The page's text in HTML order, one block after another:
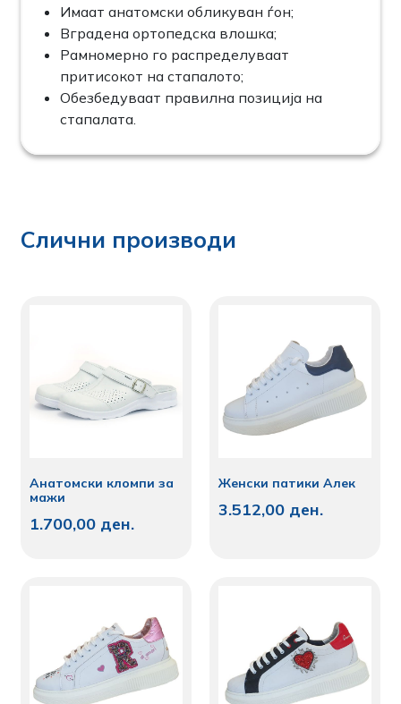
Имаат анатомски обликуван ѓон;
Вградена ортопедска влошка;
Рамномерно го распределуваат
притисокот на стапалото;
Обезбедуваат правилна позиција на
стапалата.
Слични производи
Анатомски кломпи за
мажи
1.700,00 ден.
Женски патики Алек
3.512,00 ден.